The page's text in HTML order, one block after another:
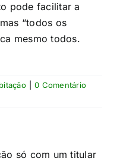
pode facilitar a
“todos os
mesmo todos.
0 Comentário